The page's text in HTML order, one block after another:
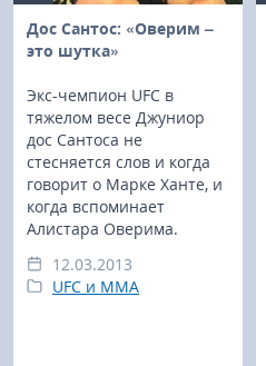
Дос Сантос: «Оверим –
это шутка»
Экс-чемпион UFC в
тяжелом весе Джуниор
дос Сантоса не
стесняется слов и когда
говорит о Марке Ханте, и
когда вспоминает
Алистара Оверима.
12.03.2013
UFC и MMA
UFC и MMA